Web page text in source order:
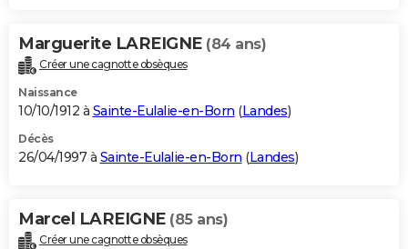
Marguerite LAREIGNE (84 ans)
Créer une cagnotte obsèques
Naissance
10/10/1912 à Sainte-Eulalie-en-Born (Landes)
Décès
26/04/1997 à Sainte-Eulalie-en-Born (Landes)
Marcel LAREIGNE (85 ans)
Créer une cagnotte obsèques